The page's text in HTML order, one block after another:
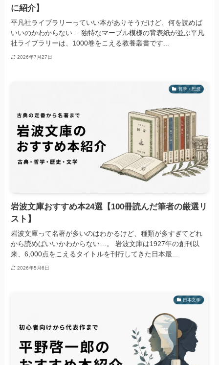
に紹介】
平凡社ライブラリーっていい本がありそうだけど、何を読めば
いいのかわからない… 独特なマーブル模様の背表紙が並ぶ平凡
社ライブラリーは、1000巻をこえる教養叢書です...
2026年7月27日
哲学・思想
岩波文庫おすすめ本24選【100冊読んだ筆者の厳選リ
スト】
岩波文庫って名著が多いのはわかるけど、種類が多すぎてどれ
から読めばいいかわからない…。 岩波文庫は1927年の創刊以
来、6,000点をこえるタイトルを刊行してきた日本最...
2026年5月6日
日本文学